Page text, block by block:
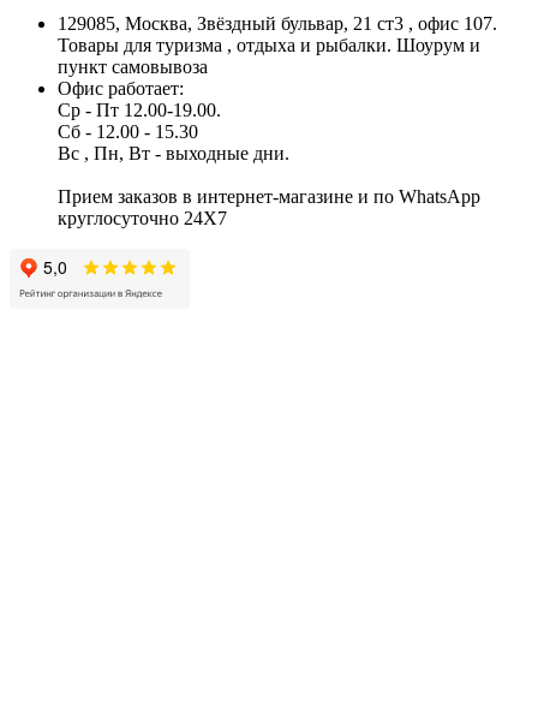
129085, Москва, Звёздный бульвар, 21 ст3 , офис 107.
Товары для туризма , отдыха и рыбалки. Шоурум и
пункт самовывоза
Офис работает:
Ср - Пт 12.00-19.00.
Сб - 12.00 - 15.30
Вс , Пн, Вт - выходные дни.
Прием заказов в интернет-магазине и по WhatsApp
круглосуточно 24X7